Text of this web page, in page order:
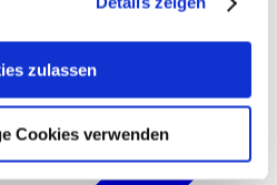
unseremImpressum.
zulassen
Cookies verwenden